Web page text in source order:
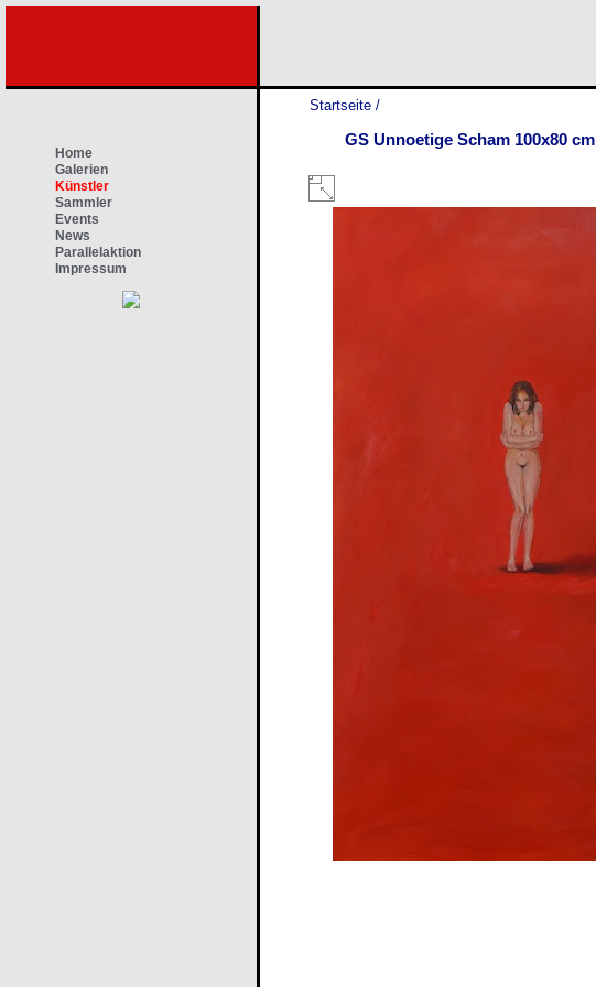
Home
Galerien
Künstler
Sammler
Events
News
Parallelaktion
Impressum
Startseite /
GS Unnoetige Scham 100x80 cm